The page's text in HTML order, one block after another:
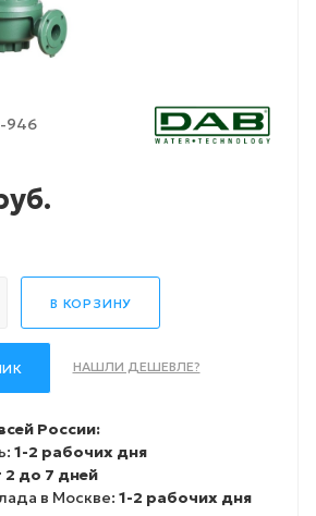
946
В КОРЗИНУ
НАШЛИ ДЕШЕВЛЕ?
России:
1-2 рабочих дня
2 до 7 дней
в Москве: 1-2 рабочих дня